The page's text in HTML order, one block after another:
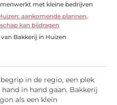
met kleine bedrijven
aankomende plannen,
kan bijdragen
Bakkerij in Huizen
in de regio, een plek
in hand gaan. Bakkerij
als een klein